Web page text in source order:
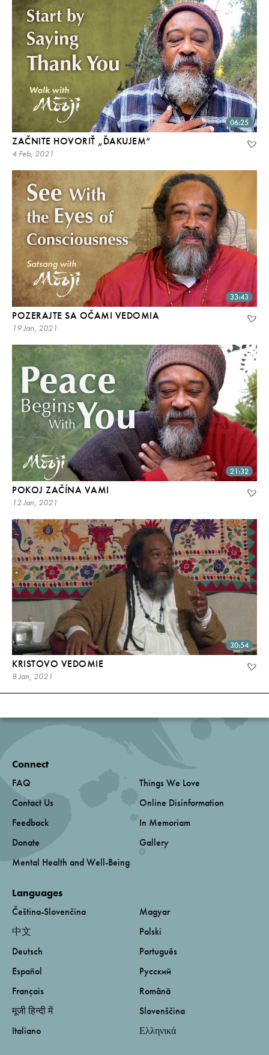
06:25
ZAČNITE HOVORIŤ „ĎAKUJEM”
4 Feb, 2021
33:43
POZERAJTE SA OČAMI VEDOMIA
19 Jan, 2021
21:32
POKOJ ZAČÍNA VAMI
12 Jan, 2021
30:54
KRISTOVO VEDOMIE
8 Jan, 2021
Connect
FAQ
Contact Us
Feedback
Donate
Mental Health and Well-Being
Things We Love
Online Disinformation
In Memoriam
Gallery
Languages
Čeština-Slovenčina
中文
Deutsch
Español
Français
मूजी हिन्दी में
Italiano
Magyar
Polski
Português
Русский
Română
Slovenščina
Ελληνικά